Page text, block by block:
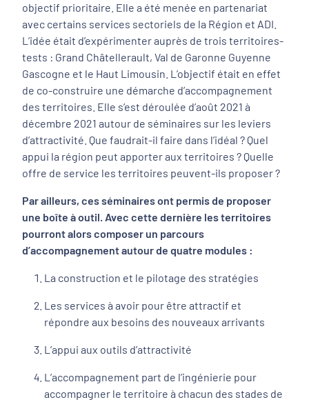
objectif prioritaire. Elle a été menée en partenariat
avec certains services sectoriels de la Région et ADI.
L’idée était d’expérimenter auprès de trois territoires-
tests : Grand Châtellerault, Val de Garonne Guyenne
Gascogne et le Haut Limousin. L’objectif était en effet
de co-construire une démarche d’accompagnement
des territoires. Elle s’est déroulée d’août 2021 à
décembre 2021 autour de séminaires sur les leviers
d’attractivité. Que faudrait-il faire dans l’idéal ? Quel
appui la région peut apporter aux territoires ? Quelle
offre de service les territoires peuvent-ils proposer ?
Par ailleurs, ces séminaires ont permis de proposer
une boîte à outil. Avec cette dernière les territoires
pourront alors composer un parcours
d’accompagnement autour de quatre modules :
La construction et le pilotage des stratégies
Les services à avoir pour être attractif et
répondre aux besoins des nouveaux arrivants
L’appui aux outils d’attractivité
L’accompagnement part de l’ingénierie pour
accompagner le territoire à chacun des stades de